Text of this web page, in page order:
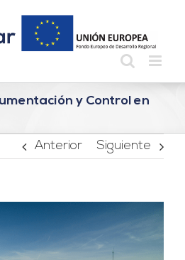
y Control en
Anterior Siguiente